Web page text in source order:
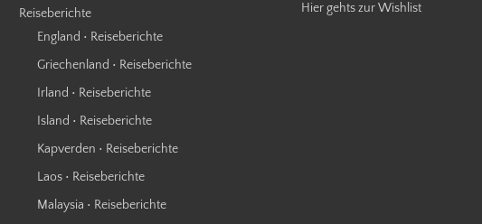
Reiseberichte
England • Reiseberichte
Griechenland • Reiseberichte
Irland • Reiseberichte
Island • Reiseberichte
Kapverden • Reiseberichte
Laos • Reiseberichte
Malaysia • Reiseberichte
Hier gehts zur Wishlist